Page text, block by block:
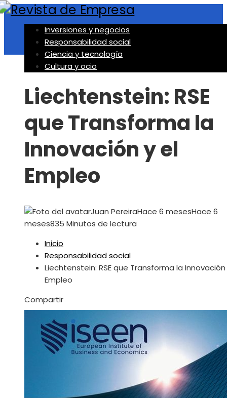
Inversiones y negocios
Responsabilidad social
Ciencia y tecnología
Cultura y ocio
Responsabilidad social
Liechtenstein: RSE
que Transforma la
Innovación y el
Empleo
Juan PereiraHace 6 mesesHace 6
meses835 Minutos de lectura
Inicio
Responsabilidad social
Liechtenstein: RSE que Transforma la
Empleo
Facebook
Twitter
LinkedIn
Pinterest
Stumbleupon
Email
Compartir